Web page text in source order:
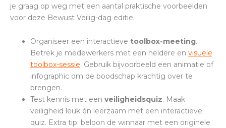
je graag op weg met een aantal praktische voorbeelden
voor deze Bewust Veilig-dag editie.
Organiseer een interactieve toolbox-meeting.
Betrek je medewerkers met een heldere en visuele
toolbox-sessie. Gebruik bijvoorbeeld een animatie of
infographic om de boodschap krachtig over te
brengen.
Test kennis met een veiligheidsquiz. Maak
veiligheid leuk én leerzaam met een interactieve
quiz. Extra tip: beloon de winnaar met een originele